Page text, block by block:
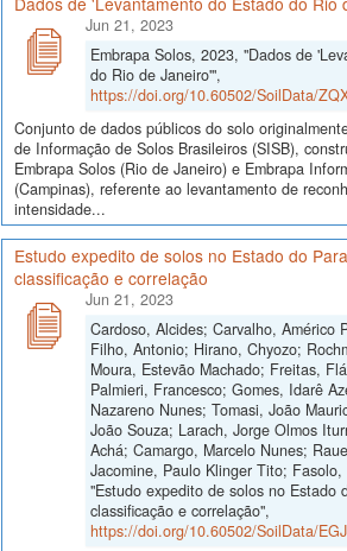
Jun 21, 2023
Embrapa Solos, 2023, "Dados de
do Rio de Janeiro'",
https://doi.org/10.60502/SoilData/
Conjunto de dados públicos do solo
de Informação de Solos Brasileiros (SISB),
Embrapa Solos (Rio de Janeiro) e Embrapa
(Campinas), referente ao levantamento de
intensidade...
Estudo expedito de solos no Estado do
classificação e correlação
Jun 21, 2023
Cardoso, Alcides; Carvalho, Américo
Filho, Antonio; Hirano, Chyozo;
Moura, Estevão Machado; Freitas,
Palmieri, Francesco; Gomes, Idarê
Nazareno Nunes; Tomasi, João
João Souza; Larach, Jorge Olmos
Achá; Camargo, Marcelo Nunes;
Jacomine, Paulo Klinger Tito;
"Estudo expedito de solos no Estado
classificação e correlação",
https://doi.org/10.60502/SoilData/